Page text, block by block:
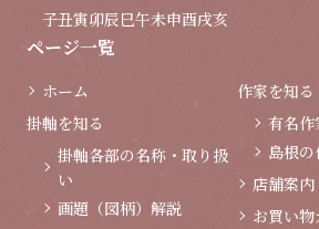
子丑寅卯辰巳午未申酉戌亥
ページ一覧
ホーム
掛軸を知る
掛軸各部の名称・取り扱
い
画題（図柄）解説
作家を知る
有名
島根
店舗案内
お買い物